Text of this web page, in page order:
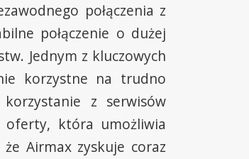
połączenia z
połączenie o dużej
Jednym z kluczowych
korzystne na trudno
z serwisów
oferty, która umożliwia
Airmax zyskuje coraz